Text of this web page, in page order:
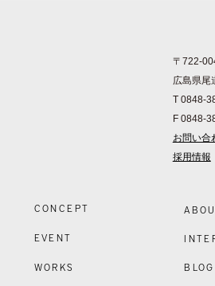
〒722-
広島県尾
T 0848-
F 0848-
お問い合
採用情報
CONCEPT
EVENT
WORKS BLOG